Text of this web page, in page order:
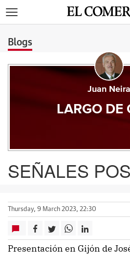
Blogs
Juan Neira
LARGO DE
SEÑALES
Thursday, 9 March 2023, 22:30
Presentación en Gijón de